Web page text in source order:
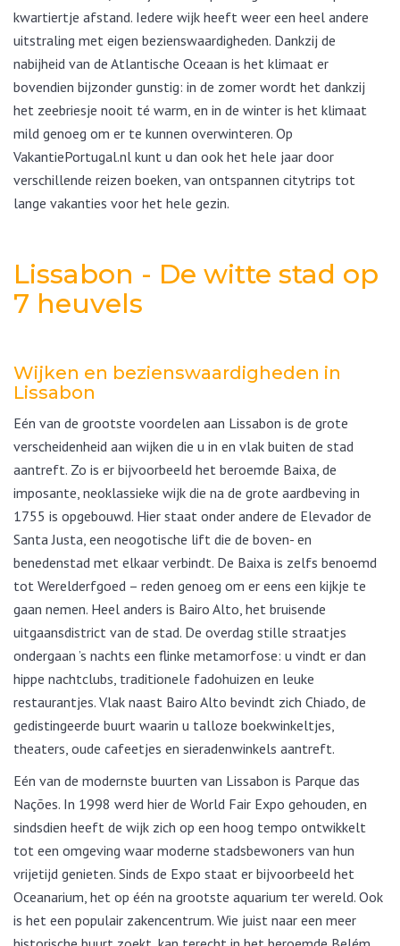
kwartiertje afstand. Iedere wijk heeft weer een heel andere
uitstraling met eigen bezienswaardigheden. Dankzij de
nabijheid van de Atlantische Oceaan is het klimaat er
bovendien bijzonder gunstig: in de zomer wordt het dankzij
het zeebriesje nooit té warm, en in de winter is het klimaat
mild genoeg om er te kunnen overwinteren. Op
VakantiePortugal.nl kunt u dan ook het hele jaar door
verschillende reizen boeken, van ontspannen citytrips tot
lange vakanties voor het hele gezin.
Lissabon - De witte stad op
7 heuvels
Wijken en bezienswaardigheden in
Lissabon
Eén van de grootste voordelen aan Lissabon is de grote
verscheidenheid aan wijken die u in en vlak buiten de stad
aantreft. Zo is er bijvoorbeeld het beroemde Baixa, de
imposante, neoklassieke wijk die na de grote aardbeving in
1755 is opgebouwd. Hier staat onder andere de Elevador de
Santa Justa, een neogotische lift die de boven- en
benedenstad met elkaar verbindt. De Baixa is zelfs benoemd
tot Werelderfgoed – reden genoeg om er eens een kijkje te
gaan nemen. Heel anders is Bairo Alto, het bruisende
uitgaansdistrict van de stad. De overdag stille straatjes
ondergaan ’s nachts een flinke metamorfose: u vindt er dan
hippe nachtclubs, traditionele fadohuizen en leuke
restaurantjes. Vlak naast Bairo Alto bevindt zich Chiado, de
gedistingeerde buurt waarin u talloze boekwinkeltjes,
theaters, oude cafeetjes en sieradenwinkels aantreft.
Eén van de modernste buurten van Lissabon is Parque das
Nações. In 1998 werd hier de World Fair Expo gehouden, en
sindsdien heeft de wijk zich op een hoog tempo ontwikkelt
tot een omgeving waar moderne stadsbewoners van hun
vrijetijd genieten. Sinds de Expo staat er bijvoorbeeld het
Oceanarium, het op één na grootste aquarium ter wereld. Ook
is het een populair zakencentrum. Wie juist naar een meer